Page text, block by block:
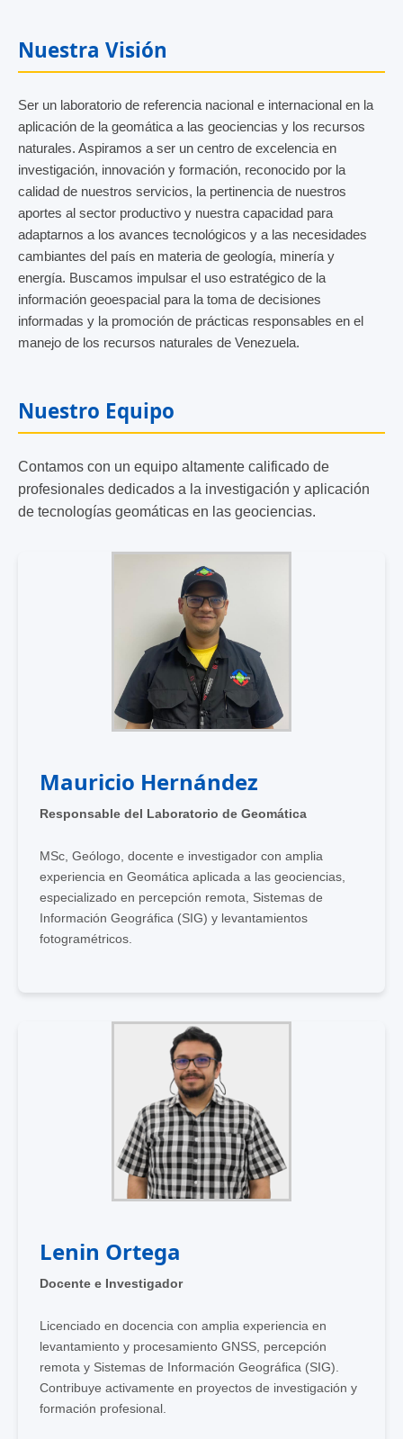
Nuestra Visión
Ser un laboratorio de referencia nacional e internacional en la
aplicación de la geomática a las geociencias y los recursos
naturales. Aspiramos a ser un centro de excelencia en
investigación, innovación y formación, reconocido por la
calidad de nuestros servicios, la pertinencia de nuestros
aportes al sector productivo y nuestra capacidad para
adaptarnos a los avances tecnológicos y a las necesidades
cambiantes del país en materia de geología, minería y
energía. Buscamos impulsar el uso estratégico de la
información geoespacial para la toma de decisiones
informadas y la promoción de prácticas responsables en el
manejo de los recursos naturales de Venezuela.
Nuestro Equipo
Contamos con un equipo altamente calificado de
profesionales dedicados a la investigación y aplicación
de tecnologías geomáticas en las geociencias.
Mauricio Hernández
Responsable del Laboratorio de Geomática
MSc, Geólogo, docente e investigador con amplia
experiencia en Geomática aplicada a las geociencias,
especializado en percepción remota, Sistemas de
Información Geográfica (SIG) y levantamientos
fotogramétricos.
Lenin Ortega
Docente e Investigador
Licenciado en docencia con amplia experiencia en
levantamiento y procesamiento GNSS, percepción
remota y Sistemas de Información Geográfica (SIG).
Contribuye activamente en proyectos de investigación y
formación profesional.